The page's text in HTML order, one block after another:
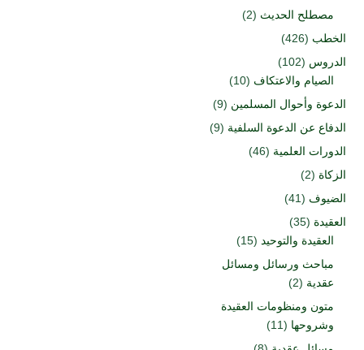
مصطلح الحديث (2)
الخطب (426)
الدروس (102)
الصيام والاعتكاف (10)
الدعوة وأحوال المسلمين (9)
الدفاع عن الدعوة السلفية (9)
الدورات العلمية (46)
الزكاة (2)
الضيوف (41)
العقيدة (35)
العقيدة والتوحيد (15)
مباحث ورسائل ومسائل
عقدية (2)
متون ومنظومات العقيدة
وشروحها (11)